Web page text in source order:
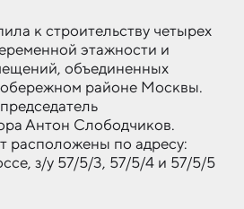
к строительству четырех
этажности и
объединенных
районе Москвы.
Антон Слободчиков.
расположены по адресу:
з/у 57/5/3, 57/5/4 и 57/5/5